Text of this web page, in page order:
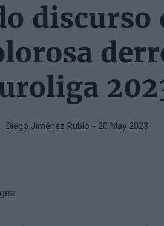
Diego Jiménez Rubio - 20 May 2023